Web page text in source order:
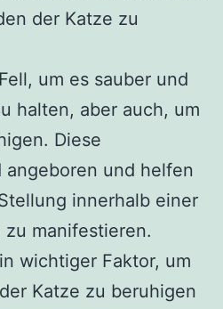
der Katze zu
um es sauber und
halten, aber auch, um
Diese
und helfen
innerhalb einer
manifestieren.
wichtiger Faktor, um
Katze zu beruhigen